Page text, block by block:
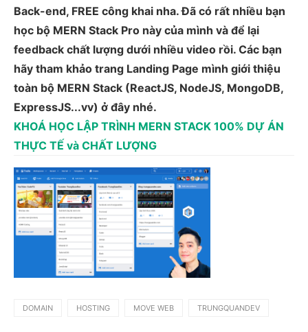
Back-end, FREE công khai nha. Đã có rất nhiều bạn
học bộ MERN Stack Pro này của mình và để lại
feedback chất lượng dưới nhiều video rồi. Các bạn
hãy tham khảo trang Landing Page mình giới thiệu
toàn bộ MERN Stack (ReactJS, NodeJS, MongoDB,
ExpressJS...vv) ở đây nhé.
KHOÁ HỌC LẬP TRÌNH MERN STACK 100% DỰ ÁN
THỰC TẾ và CHẤT LƯỢNG
DOMAIN HOSTING MOVE WEB TRUNGQUANDEV